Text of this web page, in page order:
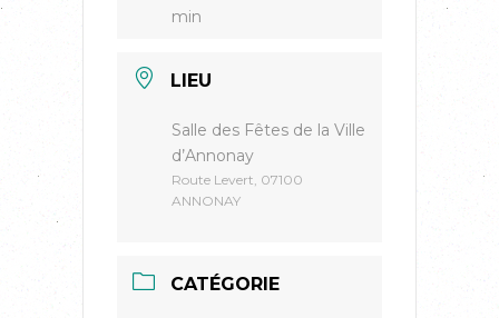
min
LIEU
Salle des Fêtes de la Ville
d’Annonay
Route Levert, 07100
ANNONAY
CATÉGORIE